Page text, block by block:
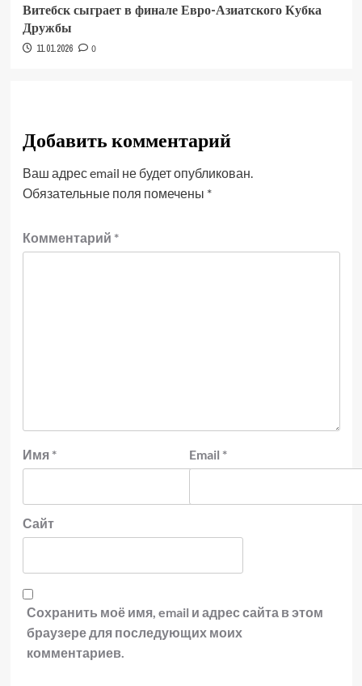
Витебск сыграет в финале Евро-Азиатского Кубка
Дружбы
11.01.2026 0
Добавить комментарий
Ваш адрес email не будет опубликован.
Обязательные поля помечены *
Комментарий *
Имя * Email *
Сайт
Сохранить моё имя, email и адрес сайта в этом
браузере для последующих моих
комментариев.